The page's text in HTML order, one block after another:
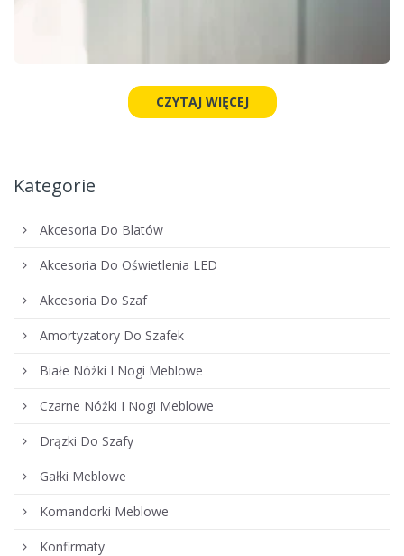
CZYTAJ WIĘCEJ
Kategorie
Akcesoria Do Blatów
Akcesoria Do Oświetlenia LED
Akcesoria Do Szaf
Amortyzatory Do Szafek
Białe Nóżki I Nogi Meblowe
Czarne Nóżki I Nogi Meblowe
Drązki Do Szafy
Gałki Meblowe
Komandorki Meblowe
Konfirmaty